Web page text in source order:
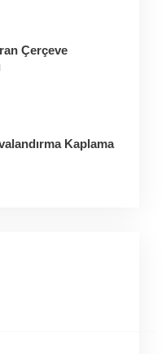
Çerçeve
Kaplama